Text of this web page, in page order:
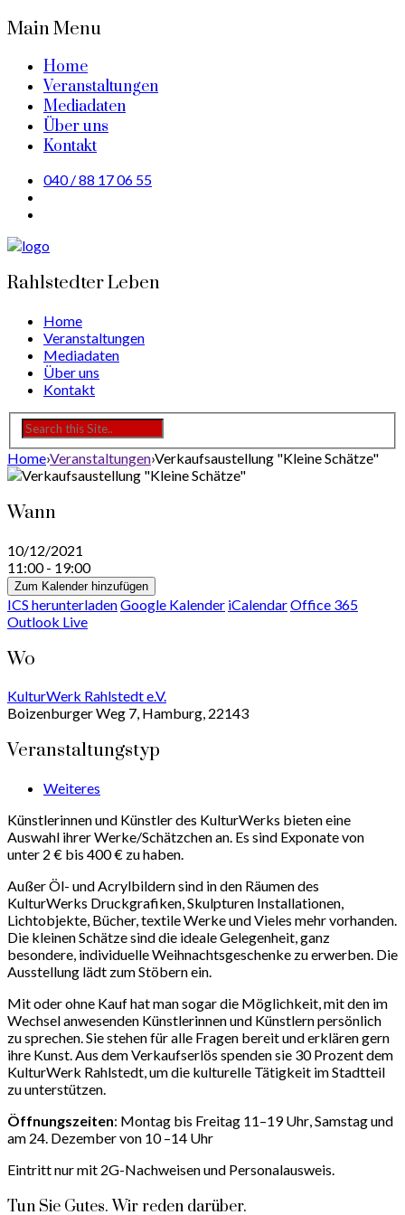
Main Menu
Home
Veranstaltungen
Mediadaten
Über uns
Kontakt
040 / 88 17 06 55
Rahlstedter Leben
Home
Veranstaltungen
Mediadaten
Über uns
Kontakt
Home›Veranstaltungen›Verkaufsaustellung "Kleine Schätze"
Wann
10/12/2021
11:00 - 19:00
Zum Kalender hinzufügen
ICS herunterladenGoogle Kalender iCalendarOffice 365
Outlook Live
Wo
KulturWerk Rahlstedt e.V.
Boizenburger Weg 7, Hamburg, 22143
Veranstaltungstyp
Weiteres
Künstlerinnen und Künstler des KulturWerks bieten eine
Auswahl ihrer Werke/Schätzchen an. Es sind Exponate von
unter 2 € bis 400 € zu haben.
Außer Öl- und Acrylbildern sind in den Räumen des
KulturWerks Druckgrafiken, Skulpturen Installationen,
Lichtobjekte, Bücher, textile Werke und Vieles mehr vorhanden.
Die kleinen Schätze sind die ideale Gelegenheit, ganz
besondere, individuelle Weihnachtsgeschenke zu erwerben. Die
Ausstellung lädt zum Stöbern ein.
Mit oder ohne Kauf hat man sogar die Möglichkeit, mit den im
Wechsel anwesenden Künstlerinnen und Künstlern persönlich
zu sprechen. Sie stehen für alle Fragen bereit und erklären gern
ihre Kunst. Aus dem Verkaufserlös spenden sie 30 Prozent dem
KulturWerk Rahlstedt, um die kulturelle Tätigkeit im Stadtteil
zu unterstützen.
Öffnungszeiten: Montag bis Freitag 11–19 Uhr , Samstag und
am 24. Dezember von 10 –14 Uhr
Eintritt nur mit 2G-Nachweisen und Personalausweis.
Tun Sie Gutes. Wir reden darüber.